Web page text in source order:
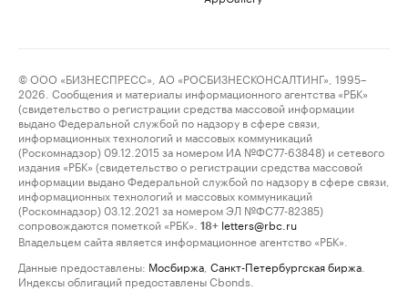
© ООО «БИЗНЕСПРЕСС», АО «РОСБИЗНЕСКОНСАЛТИНГ», 1995–
2026. Сообщения и материалы информационного агентства «РБК»
(свидетельство о регистрации средства массовой информации
выдано Федеральной службой по надзору в сфере связи,
информационных технологий и массовых коммуникаций
(Роскомнадзор) 09.12.2015 за номером ИА №ФС77-63848) и сетевого
издания «РБК» (свидетельство о регистрации средства массовой
информации выдано Федеральной службой по надзору в сфере связи,
информационных технологий и массовых коммуникаций
(Роскомнадзор) 03.12.2021 за номером ЭЛ №ФС77-82385)
сопровождаются пометкой «РБК».
18+ letters@rbc.ru
Владельцем сайта является информационное агентство «РБК».
Данные предоставлены: Мосбиржа Санкт-Петербургская биржа
Индексы облигаций предоставлены Cbonds.